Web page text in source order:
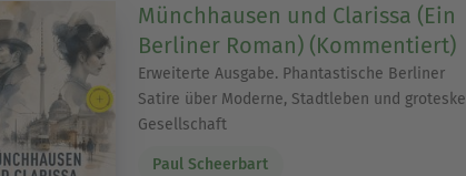
Münchhausen und Clarissa (Ein
Berliner Roman) (Kommentiert)
Erweiterte Ausgabe. Phantastische Berliner
Satire über Moderne, Stadtleben und groteske
Gesellschaft
Paul Scheerbart